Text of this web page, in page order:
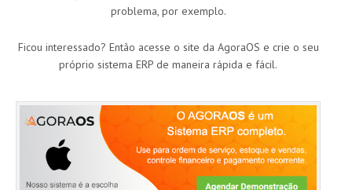
problema, por exemplo.
Ficou interessado? Então acesse o site da AgoraOS e crie o seu
próprio sistema ERP de maneira rápida e fácil.